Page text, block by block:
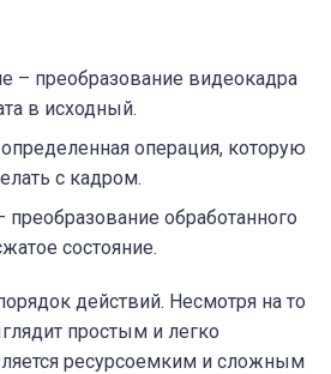
– преобразование видеокадра
в исходный.
операция, которую
с кадром.
обработанного
состояние.
действий. Несмотря на то
простым и легко
ресурсоемким и сложным